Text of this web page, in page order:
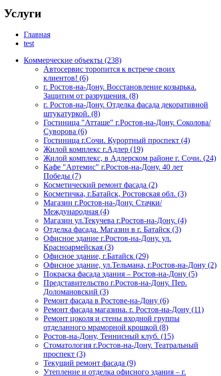
Услуги
Главная
test
Коммерческие объекты (238)
Автосервис торопится к встрече своих
клиентов! (6)
г. Ростов-на-Дону. Восстановление козырька.
Защитим от разрушения. (8)
г. Ростов-на-Дону. Отделка фасада декоративной
штукатуркой. (8)
Гостиница "Атташе" г.Ростов-на-Дону. Соколова/
Суворова (6)
Гостиница г.Сочи. Курортный проспект (4)
Жилой комплекс г.Адлер (19)
Жилой комплекс, в Адлерском районе г. Сочи. (24)
Кафе "Артемис" г.Ростов-на-Дону. 40 лет
Победы (7)
Косметический ремонт фасада (2)
Косметичка, г.Батайск, Ростовская обл. (3)
Магазин г.Ростов-на-Дону. Стачки/
Международная (4)
Магазин ул.Текучева г.Ростов-на-Дону. (4)
Отделка фасада. Магазин в г. Батайск (3)
Офисное здание г.Ростов-на-Дону. ул.
Красноармейская (3)
Офисное здание, г.Батайск (29)
Офисное здание, ул.Тельмана, г.Ростов-на-Дону (2)
Покраска фасада здания – Ростов-на-Дону (5)
Представительство г.Ростов-на-Дону. Пер.
Доломановский (3)
Ремонт фасада в Ростове-на-Дону (6)
Ремонт фасада магазина. г. Ростов-на-Дону (11)
Ремонт цоколя и стены входной группы
отделанного мраморной крошкой (8)
Ростов-на-Дону, Теннисный клуб. (15)
Стоматология г.Ростов-на-Дону. Театральный
проспект (3)
Текущий ремонт фасада (9)
Утепление и отделка офисного здания – г.